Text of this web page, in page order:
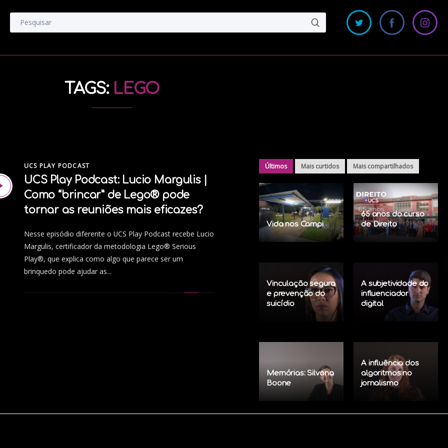
TAGS: LEGO
UCS PLAY PODCAST
UCS Play Podcast: Lucio Margulis |
Como “brincar” de Lego® pode
tornar as reuniões mais eficazes?
Nesse episódio diferente o UCS Play Podcast recebe Lucio
Margulis, certificador da metodologia Lego® Serious
Play®, que explica como algo que parece ser um
brinquedo pode ajudar as...
Últimos Mais curtidos Mais compartilhados
Vida nos Campi
65 anos do curso
de Direito
Vinculação segura
e prevenção do
suicídio
A subjetividade do
influenciador
digital
Memórias: Silvana
Boone
A influência dos
algoritmos no
jornalismo